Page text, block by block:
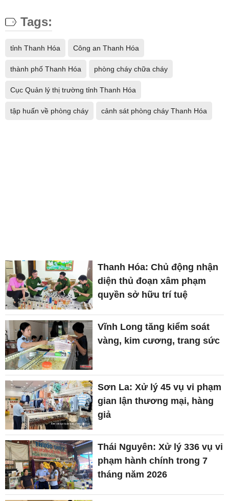
Tags:
tỉnh Thanh Hóa Công an Thanh Hóa
thành phố Thanh Hóa phòng cháy chữa cháy
Cục Quản lý thị trường tỉnh Thanh Hóa
tập huấn về phòng cháy cảnh sát phòng cháy Thanh Hóa
Thanh Hóa: Chủ động nhận
diện thủ đoạn xâm phạm
quyền sở hữu trí tuệ
Vĩnh Long tăng kiểm soát
vàng, kim cương, trang sức
Sơn La: Xử lý 45 vụ vi phạm
gian lận thương mại, hàng
giả
Thái Nguyên: Xử lý 336 vụ vi
phạm hành chính trong 7
tháng năm 2026